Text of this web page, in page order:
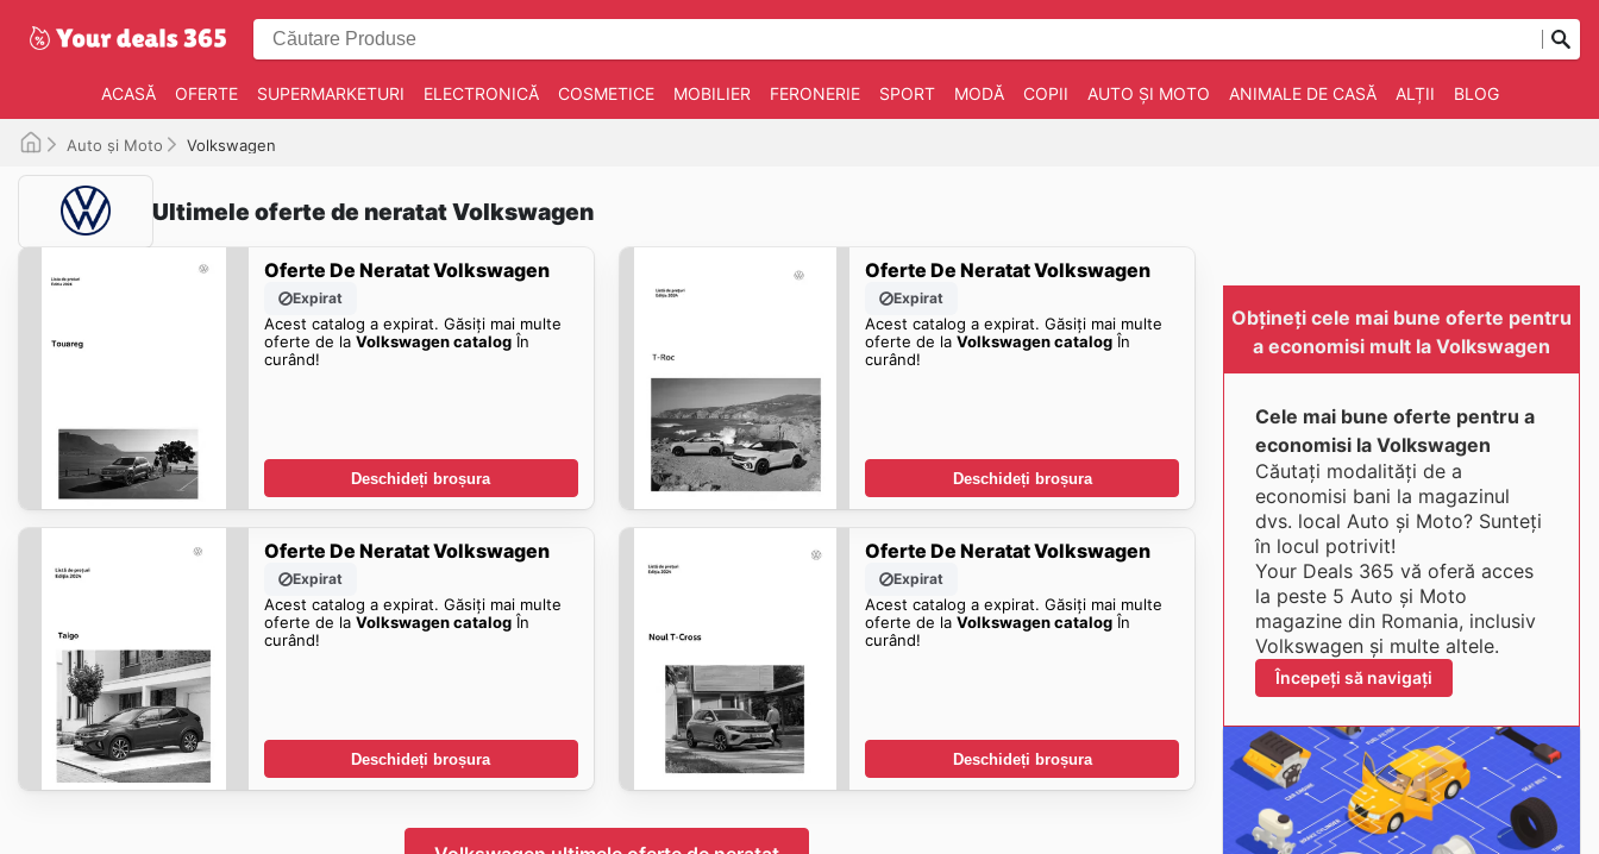
ACASĂ OFERTE SUPERMARKETURI ELECTRONICĂ COSMETICE MOBILIER FERONERIE SPORT MODĂ COPII AUTO ȘI MOTO ANIMALE DE CASĂ ALȚII BLOG
Auto și Moto Volkswagen
Ultimele oferte de neratat Volkswagen
Oferte De Neratat Volkswagen
Expirat
Acest catalog a expirat. Găsiți mai multe
oferte de la Volkswagen catalogÎn
curând!
Deschideți broșura
Oferte De Neratat Volkswagen
Expirat
Acest catalog a expirat. Găsiți mai multe
oferte de laVolkswagen catalog În
curând!
Deschideți broșura
Oferte De Neratat Volkswagen
Expirat
Acest catalog a expirat. Găsiți mai multe
oferte de la Volkswagen catalogÎn
curând!
Deschideți broșura
Oferte De Neratat Volkswagen
Expirat
Acest catalog a expirat. Găsiți mai multe
oferte de laVolkswagen catalog În
curând!
Deschideți broșura
Obțineți cele mai bune oferte pentru
a economisi mult la Volkswagen
Cele mai bune oferte pentru a
economisi la Volkswagen
Căutați modalități de a
economisi bani la magazinul
dvs. local Auto și Moto? Sunteți
în locul potrivit!
Your Deals 365 vă oferă acces
la peste 5 Auto și Moto
magazine din Romania, inclusiv
Volkswagen și multe altele.
Începeți să navigați